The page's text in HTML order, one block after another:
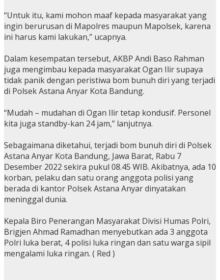
“Untuk itu, kami mohon maaf kepada masyarakat yang
ingin berurusan di Mapolres maupun Mapolsek, karena
ini harus kami lakukan,” ucapnya.
Dalam kesempatan tersebut, AKBP Andi Baso Rahman
juga mengimbau kepada masyarakat Ogan Ilir supaya
tidak panik dengan peristiwa bom bunuh diri yang terjadi
di Polsek Astana Anyar Kota Bandung.
“Mudah – mudahan di Ogan Ilir tetap kondusif. Personel
kita juga standby-kan 24 jam,” lanjutnya.
Sebagaimana diketahui, terjadi bom bunuh diri di Polsek
Astana Anyar Kota Bandung, Jawa Barat, Rabu 7
Desember 2022 sekira pukul 08.45 WIB. Akibatnya, ada 10
korban, pelaku dan satu orang anggota polisi yang
berada di kantor Polsek Astana Anyar dinyatakan
meninggal dunia.
Kepala Biro Penerangan Masyarakat Divisi Humas Polri,
Brigjen Ahmad Ramadhan menyebutkan ada 3 anggota
Polri luka berat, 4 polisi luka ringan dan satu warga sipil
mengalami luka ringan. ( Red )